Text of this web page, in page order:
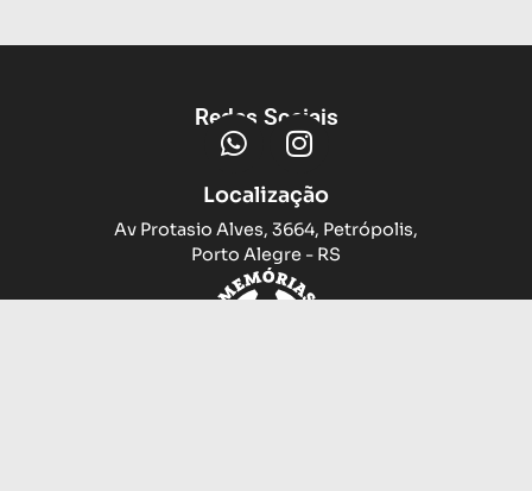
Redes Sociais
Localização
Av Protasio Alves, 3664, Petrópolis,
Porto Alegre - RS